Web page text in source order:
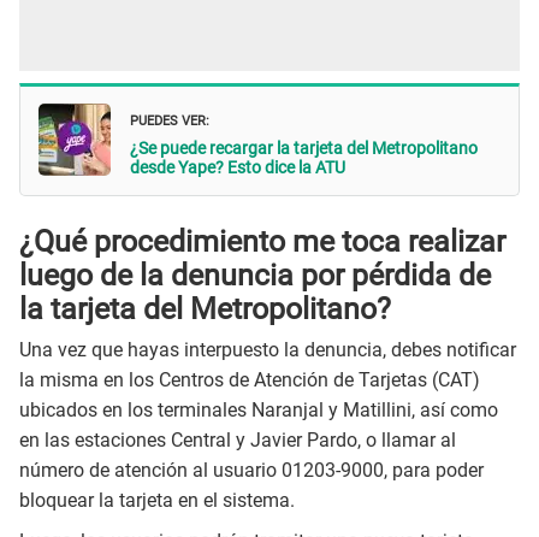
PUEDES VER:
¿Se puede recargar la tarjeta del Metropolitano
desde Yape? Esto dice la ATU
¿Qué procedimiento me toca realizar
luego de la denuncia por pérdida de
la tarjeta del Metropolitano?
Una vez que hayas interpuesto la denuncia, debes notificar
la misma en los Centros de Atención de Tarjetas (CAT)
ubicados en los terminales Naranjal y Matillini, así como
en las estaciones Central y Javier Pardo, o llamar al
número de atención al usuario 01203-9000, para poder
bloquear la tarjeta en el sistema.